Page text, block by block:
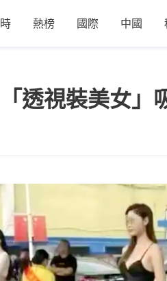
熱榜 國際 中國
透視裝美女